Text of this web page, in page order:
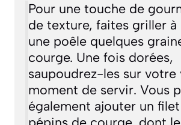
Pour une touche de
de texture, faites griller à
une poêle quelques
courge. Une fois dorées,
saupoudrez-les sur votre
moment de servir. Vous
également ajouter un filet